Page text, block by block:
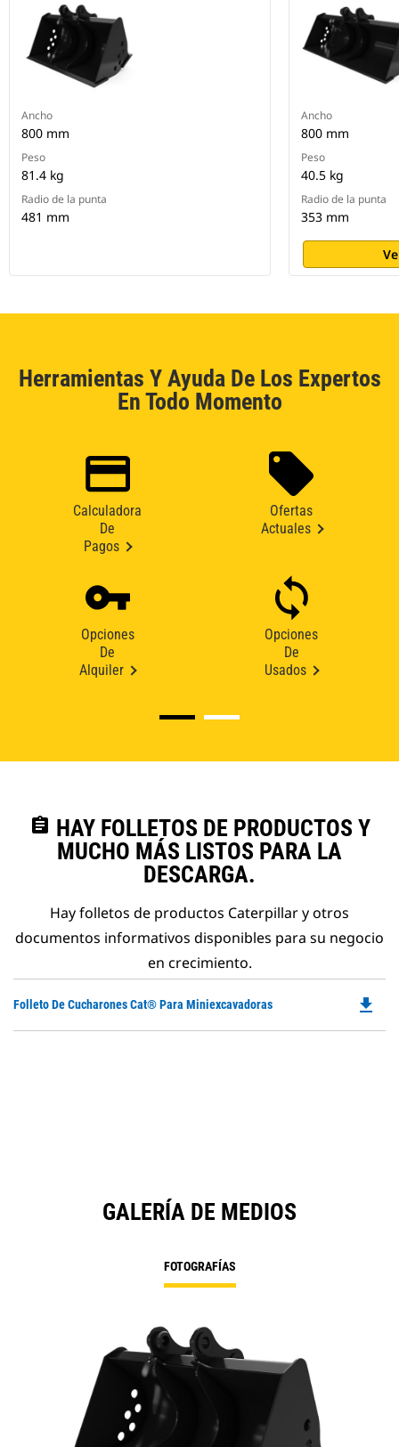
Ancho
800 mm
Peso
81.4 kg
Radio de la punta
481 mm
Ancho
800 mm
Peso
40.5 kg
Radio de la punta
353 mm
Herramientas Y Ayuda De Los Expertos
En Todo Momento
Calculadora
De
Pagos
Ofertas
Actuales
Opciones
De
Alquiler
Opciones
De
Usados
assignment HAY FOLLETOS DE PRODUCTOS Y
MUCHO MÁS LISTOS PARA LA
DESCARGA.
Hay folletos de productos Caterpillar y otros
documentos informativos disponibles para su negocio
en crecimiento.
Folleto De Cucharones Cat® Para Miniexcavadoras file_download
GALERÍA DE MEDIOS
FOTOGRAFÍAS